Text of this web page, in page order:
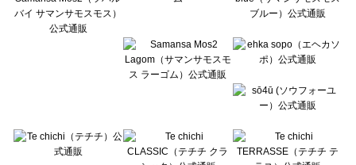
BETTY'S BLUE（べティーズブルー）のルームウェア一覧
Wpc.（ワールドパーティー）のルームウェア一覧